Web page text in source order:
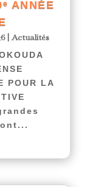
ANNÉE
|Actualités
POUR LA